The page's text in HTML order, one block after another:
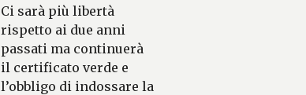
Ci sarà più libertà
rispetto ai due anni
passati ma continuerà
il certificato verde e
l’obbligo di indossare la